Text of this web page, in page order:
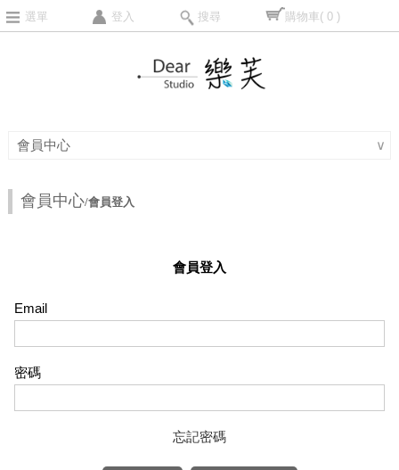
選單 登入 搜尋 購物車( 0 )
會員中心 ∨
會員中心/會員登入
會員登入
Email
密碼
忘記密碼